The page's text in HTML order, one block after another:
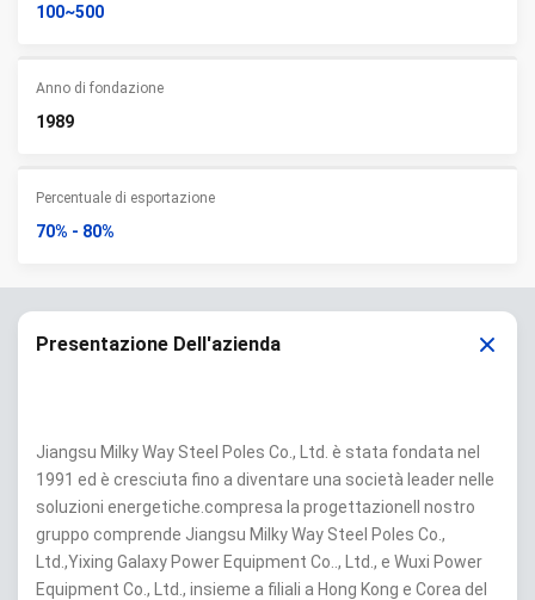
100~500
Anno di fondazione
1989
Percentuale di esportazione
70% - 80%
Presentazione Dell'azienda
Jiangsu Milky Way Steel Poles Co., Ltd. è stata fondata nel
1991 ed è cresciuta fino a diventare una società leader nelle
soluzioni energetiche.compresa la progettazioneIl nostro
gruppo comprende Jiangsu Milky Way Steel Poles Co.,
Ltd.,Yixing Galaxy Power Equipment Co.., Ltd., e Wuxi Power
Equipment Co., Ltd., insieme a filiali a Hong Kong e Corea del